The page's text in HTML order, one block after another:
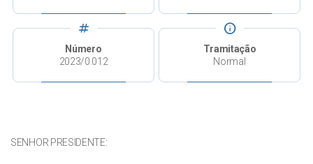
tag
Número
2023/0.012
info
Tramitação
Normal
SENHOR PRESIDENTE: